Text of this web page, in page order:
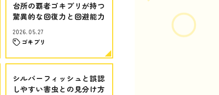
台所の覇者ゴキブリが持つ
驚異的な回復力と回避能力
2026.05.27
ゴキブリ
シルバーフィッシュと誤認
しやすい害虫との見分け方